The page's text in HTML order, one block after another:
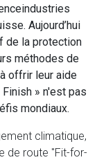
Aujourd’hui
de la protection
méthodes de
offrir leur aide
» n'est pas
mondiaux.
climatique,
de route "Fit-for-